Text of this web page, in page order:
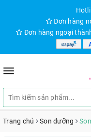
Đơn hàng
Đơn hàng ngoại
Trang chủ Son dưỡng